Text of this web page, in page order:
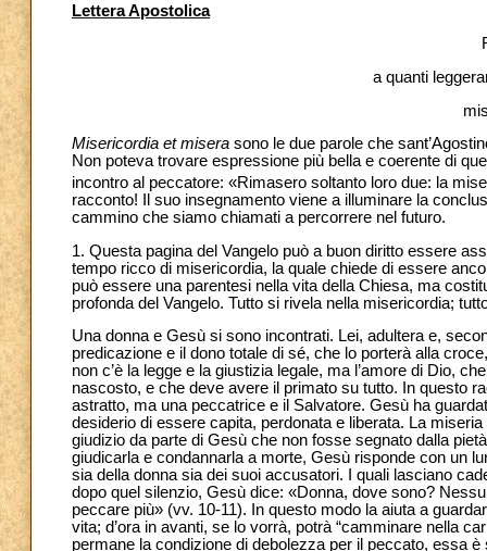
Lettera Apostolica
a quanti
Misericordia et misera sono le due parole che
Non poteva trovare espressione più bella e coerente di
incontro al peccatore: «Rimasero soltanto loro due: la
racconto! Il suo insegnamento viene a illuminare la
cammino che siamo chiamati a percorrere nel futuro.
1. Questa pagina del Vangelo può a buon diritto essere
tempo ricco di misericordia, la quale chiede di essere
può essere una parentesi nella vita della Chiesa, ma
profonda del Vangelo. Tutto si rivela nella misericordia;
Una donna e Gesù si sono incontrati. Lei, adultera e,
predicazione e il dono totale di sé, che lo porterà alla
non c’è la legge e la giustizia legale, ma l’amore di Dio,
nascosto, e che deve avere il primato su tutto. In questo
astratto, ma una peccatrice e il Salvatore. Gesù ha
desiderio di essere capita, perdonata e liberata. La
giudizio da parte di Gesù che non fosse segnato dalla
giudicarla e condannarla a morte, Gesù risponde con un
sia della donna sia dei suoi accusatori. I quali lasciano
dopo quel silenzio, Gesù dice: «Donna, dove sono?
peccare più» (vv. 10-11). In questo modo la aiuta a
vita; d’ora in avanti, se lo vorrà, potrà “camminare nella
permane la condizione di debolezza per il peccato, essa